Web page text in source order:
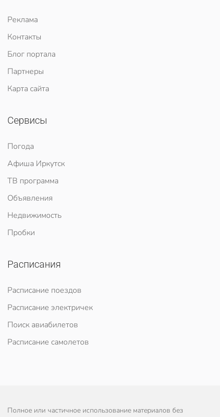
Реклама
Контакты
Блог портала
Партнеры
Карта сайта
Сервисы
Погода
Афиша Иркутск
ТВ программа
Объявления
Недвижимость
Пробки
Расписания
Расписание поездов
Расписание электричек
Поиск авиабилетов
Расписание самолетов
Полное или частичное использование материалов без